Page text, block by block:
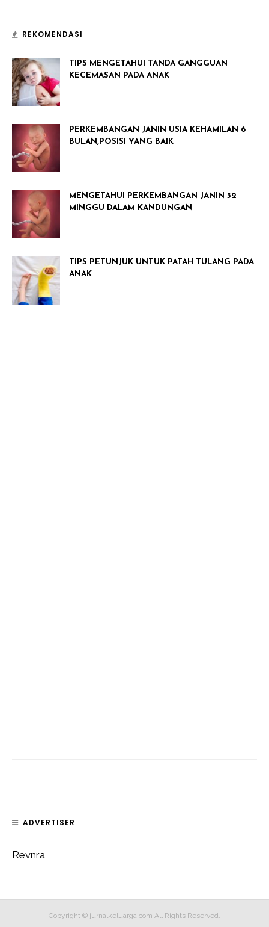
REKOMENDASI
TIPS MENGETAHUI TANDA GANGGUAN
KECEMASAN PADA ANAK
PERKEMBANGAN JANIN USIA KEHAMILAN 6
BULAN,POSISI YANG BAIK
MENGETAHUI PERKEMBANGAN JANIN 32
MINGGU DALAM KANDUNGAN
TIPS PETUNJUK UNTUK PATAH TULANG PADA
ANAK
ADVERTISER
Revnra
Copyright © jurnalkeluarga.com All Rights Reserved.